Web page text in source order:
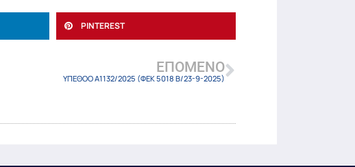
PINTEREST
ΕΠΌΜΕΝΟ
ΥΠΕΘΟΟ Α1132/2025 (ΦΕΚ 5018 Β/23-9-2025)